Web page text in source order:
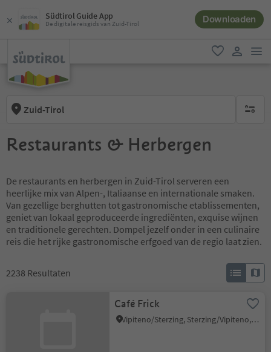
Südtirol Guide App
De digitale reisgids van Zuid-Tirol Downloaden
favoriet
Zuid-Tirol geen
Restaurants & Herbergen
De restaurants en herbergen in Zuid-Tirol serveren een
heerlijke mix van Alpen-, Italiaanse en internationale smaken.
Van gezellige berghutten tot gastronomische etablissementen,
geniet van lokaal geproduceerde ingrediënten, exquise wijnen
en traditionele gerechten. Dompel jezelf onder in een culinaire
reis die het rijke gastronomische erfgoed van de regio laat zien.
2238 Resultaten
Café Frick
Vipiteno/Sterzing, Sterzing/Vipiteno, Sterzing/Vipiteno and environs